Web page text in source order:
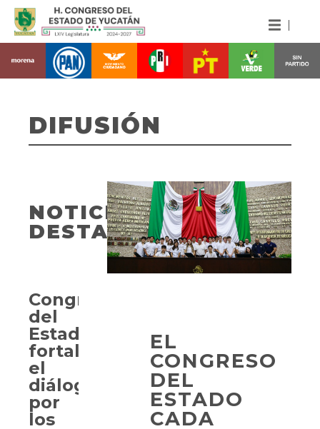
DIFUSIÓN
EL
CONGRESO
DEL
ESTADO
CADA
NOTICIAS
DESTACADAS
Congreso
del
Estado
fortalece
el
diálogo
por
los